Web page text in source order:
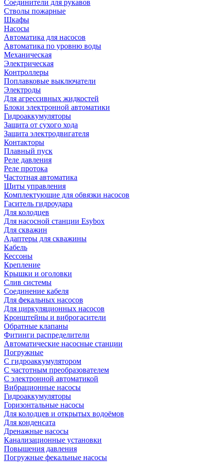
Соединители для рукавов
Стволы пожарные
Шкафы
Насосы
Автоматика для насосов
Автоматика по уровню воды
Механическая
Электрическая
Контроллеры
Поплавковые выключатели
Электроды
Для агрессивных жидкостей
Блоки электронной автоматики
Гидроаккумуляторы
Защита от сухого хода
Защита электродвигателя
Контакторы
Плавный пуск
Реле давления
Реле протока
Частотная автоматика
Щиты управления
Комплектующие для обвязки насосов
Гаситель гидроудара
Для колодцев
Для насосной станции Esybox
Для скважин
Адаптеры для скважины
Кабель
Кессоны
Крепление
Крышки и оголовки
Слив системы
Соединение кабеля
Для фекальных насосов
Для циркуляционных насосов
Кронштейны и виброгасители
Обратные клапаны
Фитинги распределители
Автоматические насосные станции
Погружные
С гидроаккумулятором
С частотным преобразователем
С электронной автоматикой
Вибрационные насосы
Гидроаккумуляторы
Горизонтальные насосы
Для колодцев и открытых водоёмов
Для конденсата
Дренажные насосы
Канализационные установки
Повышения давления
Погружные фекальные насосы